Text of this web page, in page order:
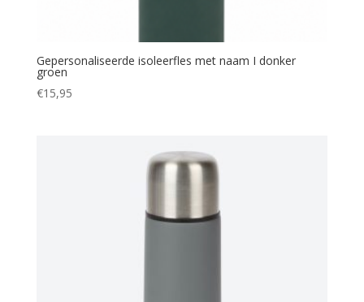
Gepersonaliseerde isoleerfles met naam I donker
groen
€15,95